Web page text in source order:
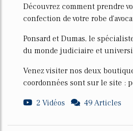
Découvrez comment prendre
confection de votre robe
Ponsard et Dumas, le
du monde judiciaire et
Venez visiter nos deux
coordonnées sont sur le site :
2 Vidéos
49 Articles